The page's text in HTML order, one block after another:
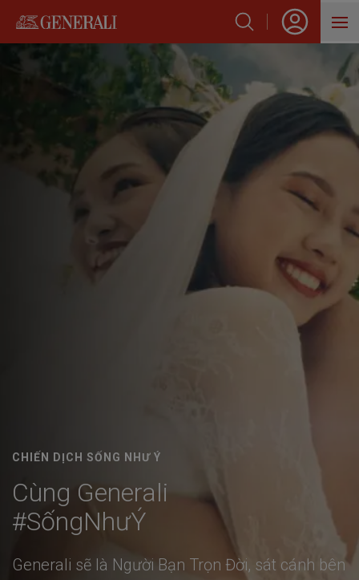
SẢN PHẨM
CHIẾN DỊCH SỐNG NHƯ Ý
Cùng Generali
#SốngNhưÝ
Generali sẽ là Người Bạn Trọn Đời, sát cánh bên